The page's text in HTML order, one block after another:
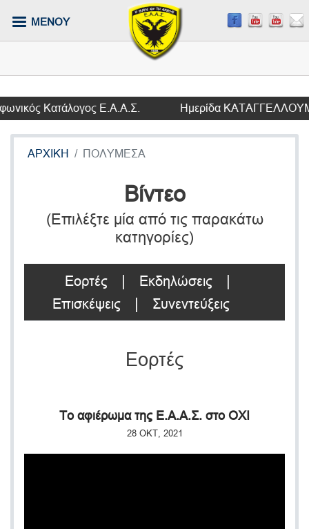
Παράκαμψη
προς
το
κυρίως
περιεχόμενο
ΜΕΝΟΥ
Κατάλογος Ε.Α.Α.Σ. Ημερίδα ΚΑΤΑΓΓΕΛΛΟΥΜΕ
ΑΡΧΙΚΗ ΠΟΛΥΜΕΣΑ
Βίντεο
(Επιλέξτε μία από τις παρακάτω
κατηγορίες)
Εορτές
Εκδηλώσεις
Επισκέψεις
Συνεντεύξεις
Εορτές
Το αφιέρωμα της Ε.Α.Α.Σ. στο ΟΧΙ
28 ΟΚΤ, 2021